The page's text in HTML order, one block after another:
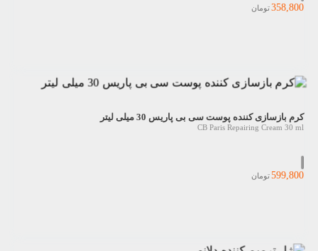
358,800تومان
کرم بازسازی کننده پوست سی بی پاریس 30 میلی لیتر
CB Paris Repairing Cream 30 ml
599,800تومان